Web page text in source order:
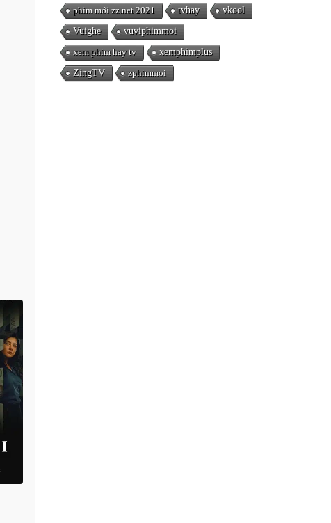
phim mới zz.net 2021
tvhay
vkool
Vuighe
vuviphimmoi
xem phim hay tv
xemphimplus
ZingTV
zphimmoi